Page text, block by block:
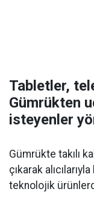
Tabletler,
Gümrükten
isteyenler
Gümrükte takılı
çıkarak
teknolojik